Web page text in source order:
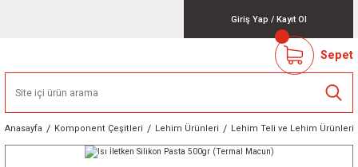
Giriş Yap / Kayıt Ol
Sepet
Anasayfa Komponent Çeşitleri Lehim Ürünleri Lehim Teli ve Lehim Ürünleri